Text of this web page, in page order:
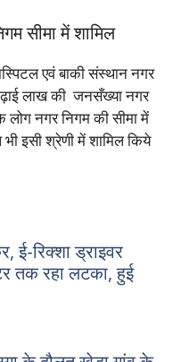
सीमा में शामिल
एवं बाकी संस्थान नगर
लाख की जनसँख्या नगर
लोग नगर निगम की सीमा में
इसी श्रेणी में शामिल किये
ई-रिक्शा ड्राइवर
तक रहा लटका, हुई